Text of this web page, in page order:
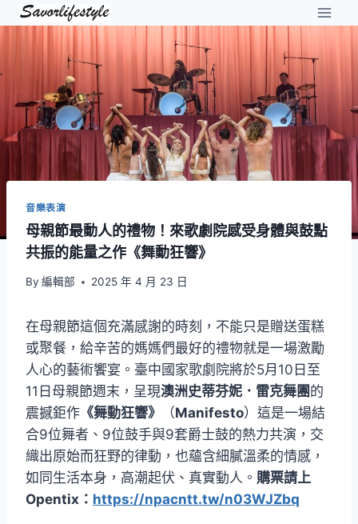
Skip
content
音樂表演
母親節最動人的禮物！來歌劇院感受身體與鼓點
共振的能量之作《舞動狂響》
By 編輯部 2025 年 4 月 23 日
在母親節這個充滿感謝的時刻，不能只是贈送蛋糕
或聚餐，給辛苦的媽媽們最好的禮物就是一場激勵
人心的藝術饗宴。臺中國家歌劇院將於5月10日至
11日母親節週末，呈現澳洲史蒂芬妮．雷克舞團的
震撼鉅作 《舞動狂響》 （Manifesto）這是一場結
合9位舞者、9位鼓手與9套爵士鼓的熱力共演，交
織出原始而狂野的律動，也蘊含細膩溫柔的情感，
如同生活本身，高潮起伏、真實動人。 購票請上
Opentix： https://npacntt.tw/n03WJZbq